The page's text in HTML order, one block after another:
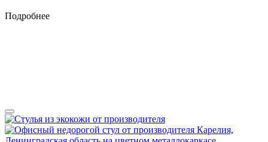
Подробнее